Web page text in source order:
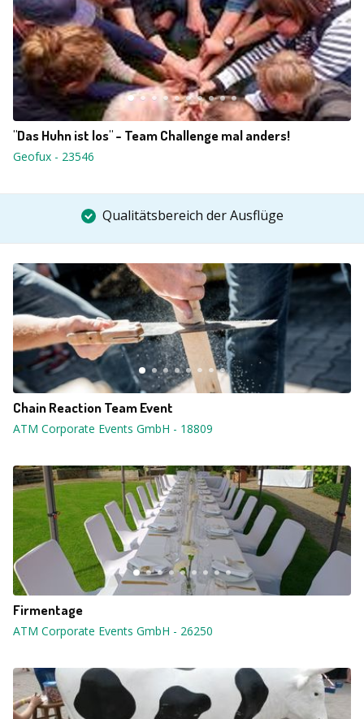
"Das Huhn ist los" - Team Challenge mal anders!
Geofux - 23546
Qualitätsbereich der Ausflüge
Chain Reaction Team Event
ATM Corporate Events GmbH - 18809
Firmentage
ATM Corporate Events GmbH - 26250